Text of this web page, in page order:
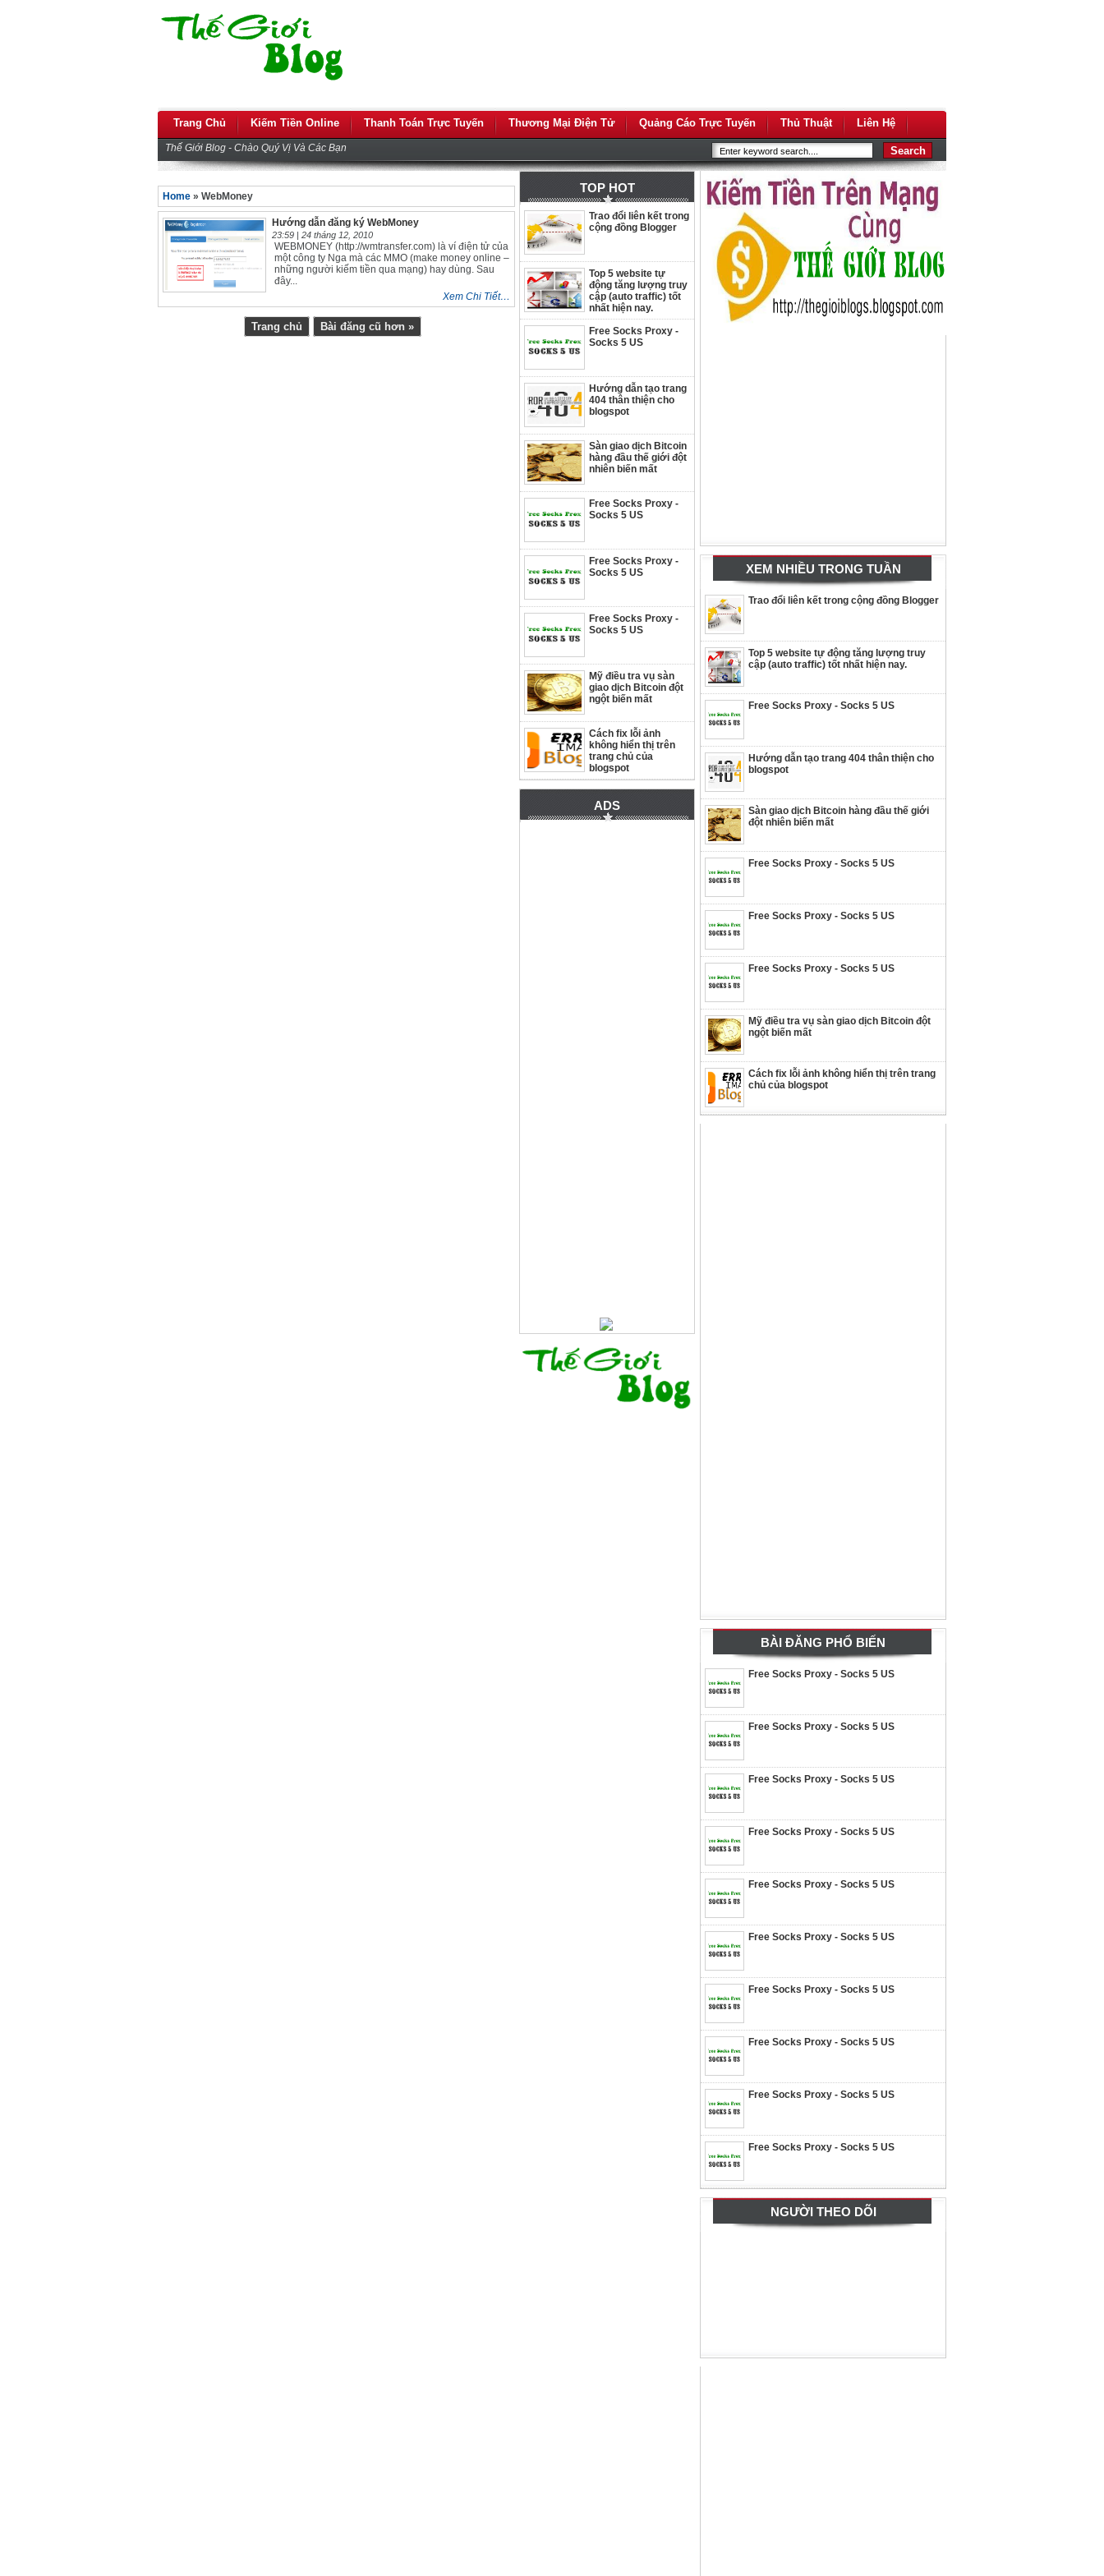
Trang Chủ Kiếm Tiền Online Thanh Toán Trực Tuyến Thương Mại Điện Tử Quảng Cáo Trực Tuyến Thủ Thuật Liên Hệ
Thế Giới Blog - Chào Quý Vị Và Các Bạn
XEM NHIỀU TRONG TUẦN
Trao đổi liên kết trong cộng đồng Blogger
Top 5 website tự động tăng lượng truy
cập (auto traffic) tốt nhất hiện nay.
Free Socks Proxy - Socks 5 US
Hướng dẫn tạo trang 404 thân thiện cho
blogspot
Sàn giao dịch Bitcoin hàng đầu thế giới
đột nhiên biến mất
Free Socks Proxy - Socks 5 US
Free Socks Proxy - Socks 5 US
Free Socks Proxy - Socks 5 US
Mỹ điều tra vụ sàn giao dịch Bitcoin đột
ngột biến mất
Cách fix lỗi ảnh không hiển thị trên trang
chủ của blogspot
BÀI ĐĂNG PHỔ BIẾN
Free Socks Proxy - Socks 5 US
Free Socks Proxy - Socks 5 US
Free Socks Proxy - Socks 5 US
Free Socks Proxy - Socks 5 US
Free Socks Proxy - Socks 5 US
Free Socks Proxy - Socks 5 US
Free Socks Proxy - Socks 5 US
Free Socks Proxy - Socks 5 US
Free Socks Proxy - Socks 5 US
Free Socks Proxy - Socks 5 US
NGƯỜI THEO DÕI
Home » WebMoney
Hướng dẫn đăng ký WebMoney
23:59 | 24 tháng 12, 2010
WEBMONEY (http://wmtransfer.com) là ví điện tử của
một công ty Nga mà các MMO (make money online –
những người kiếm tiền qua mạng) hay dùng. Sau
đây...
Xem Chi Tiết…
Trang chủ Bài đăng cũ hơn »
TOP HOT
Trao đổi liên kết trong
cộng đồng Blogger
Top 5 website tự
động tăng lượng truy
cập (auto traffic) tốt
nhất hiện nay.
Free Socks Proxy -
Socks 5 US
Hướng dẫn tạo trang
404 thân thiện cho
blogspot
Sàn giao dịch Bitcoin
hàng đầu thế giới đột
nhiên biến mất
Free Socks Proxy -
Socks 5 US
Free Socks Proxy -
Socks 5 US
Free Socks Proxy -
Socks 5 US
Mỹ điều tra vụ sàn
giao dịch Bitcoin đột
ngột biến mất
Cách fix lỗi ảnh
không hiển thị trên
trang chủ của
blogspot
ADS